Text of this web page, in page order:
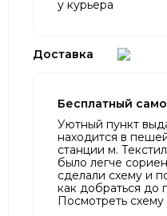
у курьера
Доставка
Бесплатный
Уютный пункт
находится в
станции м.
было легче
сделали схему и
как добраться до
Посмотреть